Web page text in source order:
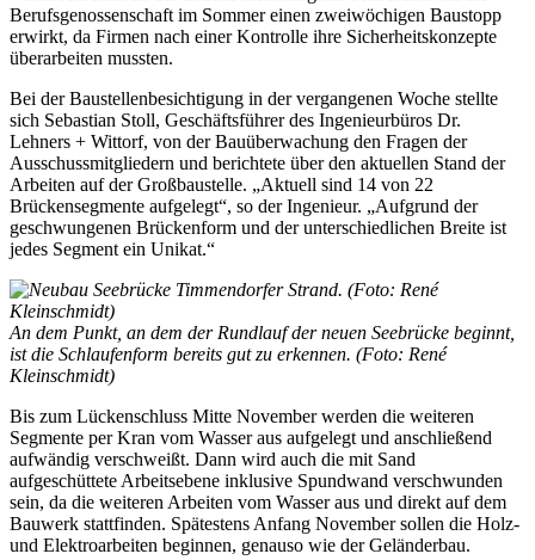
Berufsgenossenschaft im Sommer einen zweiwöchigen Baustopp
erwirkt, da Firmen nach einer Kontrolle ihre Sicherheitskonzepte
überarbeiten mussten.
Bei der Baustellenbesichtigung in der vergangenen Woche stellte
sich Sebastian Stoll, Geschäftsführer des Ingenieurbüros Dr.
Lehners + Wittorf, von der Bauüberwachung den Fragen der
Ausschussmitgliedern und berichtete über den aktuellen Stand der
Arbeiten auf der Großbaustelle. „Aktuell sind 14 von 22
Brückensegmente aufgelegt“, so der Ingenieur. „Aufgrund der
geschwungenen Brückenform und der unterschiedlichen Breite ist
jedes Segment ein Unikat.“
An dem Punkt, an dem der Rundlauf der neuen Seebrücke beginnt,
ist die Schlaufenform bereits gut zu erkennen. (Foto: René
Kleinschmidt)
Bis zum Lückenschluss Mitte November werden die weiteren
Segmente per Kran vom Wasser aus aufgelegt und anschließend
aufwändig verschweißt. Dann wird auch die mit Sand
aufgeschüttete Arbeitsebene inklusive Spundwand verschwunden
sein, da die weiteren Arbeiten vom Wasser aus und direkt auf dem
Bauwerk stattfinden. Spätestens Anfang November sollen die Holz-
und Elektroarbeiten beginnen, genauso wie der Geländerbau.